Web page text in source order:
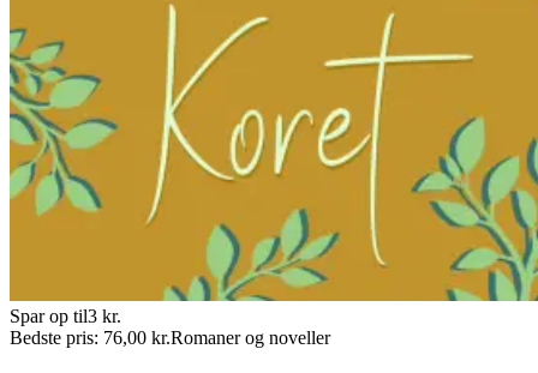
Spar op til3 kr.
Bedste pris: 76,00 kr.Romaner og noveller